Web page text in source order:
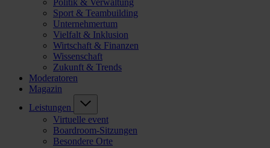
Politik & Verwaltung
Sport & Teambuilding
Unternehmertum
Vielfalt & Inklusion
Wirtschaft & Finanzen
Wissenschaft
Zukunft & Trends
Moderatoren
Magazin
Leistungen
Virtuelle event
Boardroom-Sitzungen
Besondere Orte